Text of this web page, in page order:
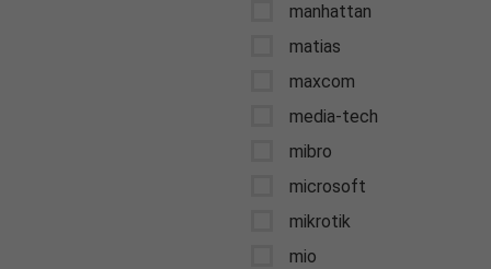
manhattan
matias
maxcom
media-tech
mibro
microsoft
mikrotik
mio